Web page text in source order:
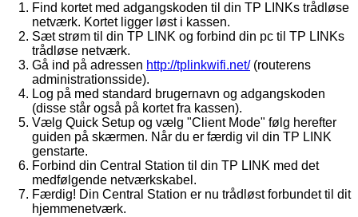
Find kortet med adgangskoden til din TP LINKs trådløse
netværk. Kortet ligger løst i kassen.
Sæt strøm til din TP LINK og forbind din pc til TP LINKs
trådløse netværk.
Gå ind på adressen http://tplinkwifi.net/(routerens
administrationsside).
Log på med standard brugernavn og adgangskoden
(disse står også på kortet fra kassen).
Vælg Quick Setup og vælg "Client Mode" følg herefter
guiden på skærmen. Når du er færdig vil din TP LINK
genstarte.
Forbind din Central Station til din TP LINK med det
medfølgende netværkskabel.
Færdig! Din Central Station er nu trådløst forbundet til dit
hjemmenetværk.